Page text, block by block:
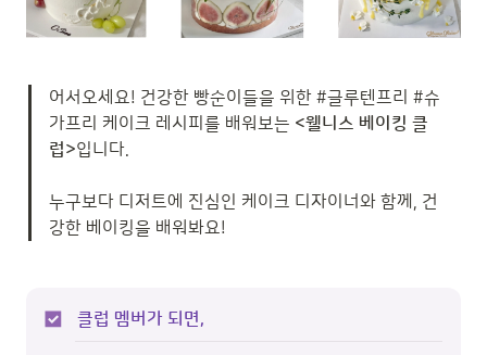
어서오세요! 건강한 빵순이들을 위한 #글루텐프리 #슈
가프리 케이크 레시피를 배워보는 <웰니스 베이킹 클
럽>입니다.
누구보다 디저트에 진심인 케이크 디자이너와 함께, 건
강한 베이킹을 배워봐요!
클럽 멤버가 되면,